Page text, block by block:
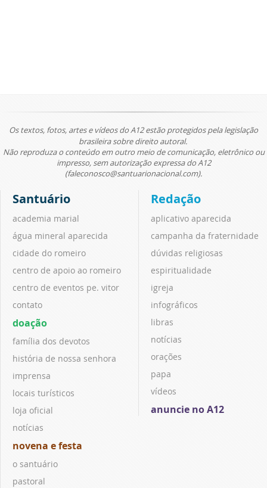
Os textos, fotos, artes e vídeos do A12 estão protegidos pela legislação
brasileira sobre direito autoral.
Não reproduza o conteúdo em outro meio de comunicação, eletrônico ou
impresso, sem autorização expressa do A12
(faleconosco@santuarionacional.com).
Santuário
academia marial
água mineral aparecida
cidade do romeiro
centro de apoio ao romeiro
centro de eventos pe. vitor
contato
doação
família dos devotos
história de nossa senhora
imprensa
locais turísticos
loja oficial
notícias
novena e festa
o santuário
pastoral
Redação
aplicativo aparecida
campanha da fraternidade
dúvidas religiosas
espiritualidade
igreja
infográficos
libras
notícias
orações
papa
vídeos
anuncie no A12